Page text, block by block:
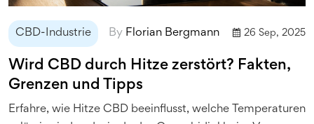
CBD-Industrie By Florian Bergmann 26 Sep, 2025
Wird CBD durch Hitze zerstört? Fakten,
Grenzen und Tipps
Erfahre, wie Hitze CBD beeinflusst, welche Temperaturen